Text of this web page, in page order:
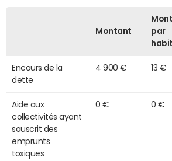
Montant
par
Encours de la
dette
4 900 € 13 €
Aide aux
collectivités ayant
souscrit des
emprunts
toxiques
0 € 0 €